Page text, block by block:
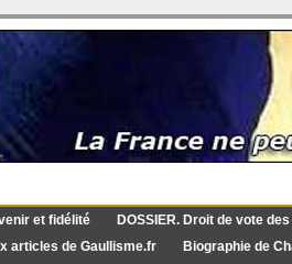
et fidélité
DOSSIER. Droit de vote
articles de Gaullisme.fr
Biographie de